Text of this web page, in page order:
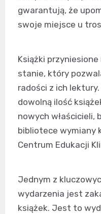
gwarantują, że
swoje miejsce u
Książki
stanie, który
radości z ich
dowolną ilość
nowych właścicieli,
bibliotece wymiany
Centrum Edukacji
Jednym z
wydarzenia jest
książek. Jest to